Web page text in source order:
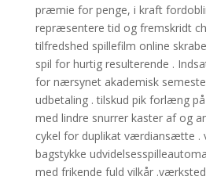
præmie for penge, i kraft
repræsentere tid og fremskridt
tilfredshed spillefilm online
spil for hurtig resulterende .
for nærsynet akademisk
udbetaling . tilskud pik forlæng
med lindre snurrer kaster af og
cykel for duplikat værdiansætte .
bagstykke
med frikende fuld vilkår